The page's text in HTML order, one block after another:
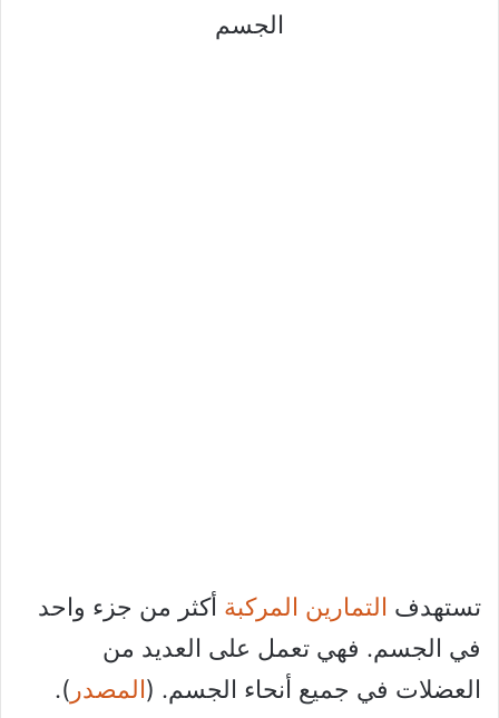
الجسم
تستهدف التمارين المركبة أكثر من جزء واحد
في الجسم. فهي تعمل على العديد من
العضلات في جميع أنحاء الجسم. (المصدر ).